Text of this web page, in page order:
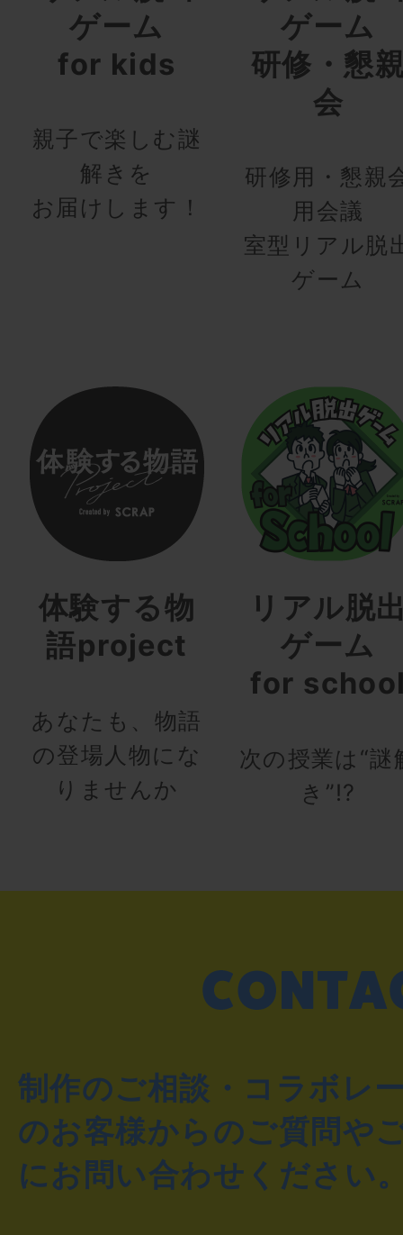
ゲーム
for kids
親子で楽しむ謎
解きを
お届けします！
ゲーム
研修・懇
会
研修用・懇親
用会議
室型リアル脱
ゲーム
体験する物
語project
あなたも、物語
の登場人物にな
りませんか
リアル脱
ゲーム
for
次の授業は“謎
き”!?
制作のご相談・コラボレ
のお客様からのご質問や
にお問い合わせください